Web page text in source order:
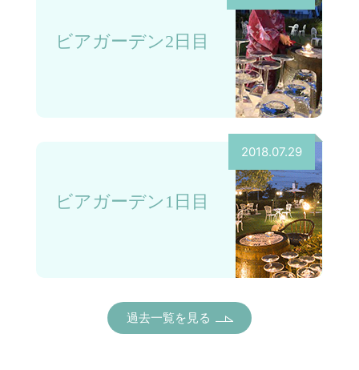
ビアガーデン2日目
2018.07.29
ビアガーデン1日目
過去一覧を見る